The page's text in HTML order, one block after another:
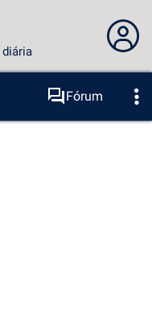
não está logado...
ao site
Fórum
Ferramentas